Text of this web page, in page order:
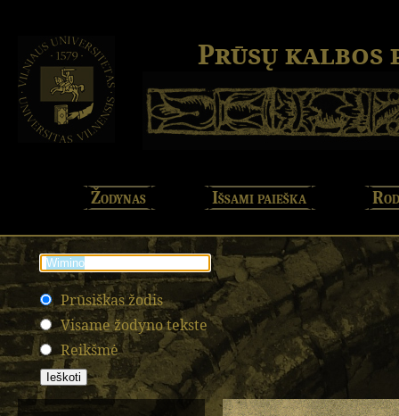
Prūsų kalbos
Žodynas Išsami paieška
Prūsiškas žodis
Visame žodyno tekste
Reikšmė